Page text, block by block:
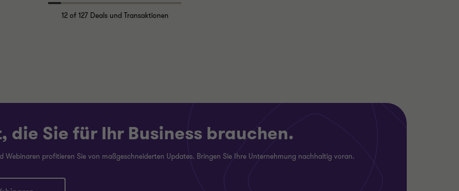
DILIGENCE
Alex Refec
Senior Manager
Mehr
12of 127 Deals und Transaktionen
die Sie für Ihr Business brauchen.
Webinaren profitieren Sie von maßgeschneiderten Updates. Bringen Sie Ihre Unternehmung nachhaltig voran.